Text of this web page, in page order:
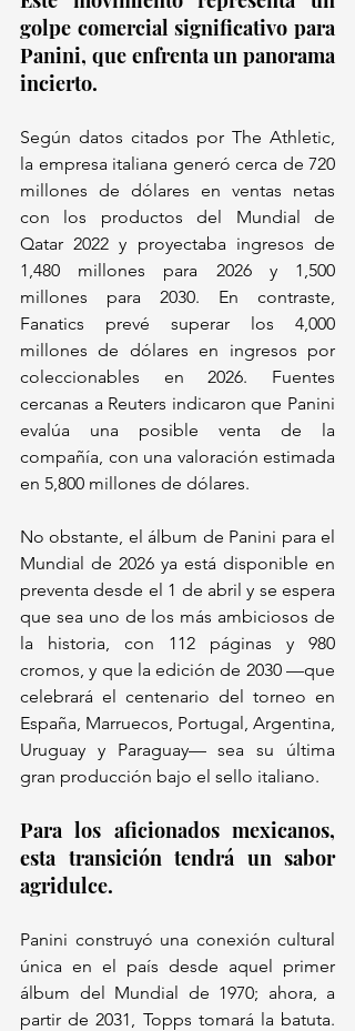
golpe comercial significativo para
Panini, que enfrenta un panorama
incierto.
Según datos citados por The Athletic,
la empresa italiana generó cerca de 720
millones de dólares en ventas netas
con los productos del Mundial de
Qatar 2022 y proyectaba ingresos de
1,480 millones para 2026 y 1,500
millones para 2030. En contraste,
Fanatics prevé superar los 4,000
millones de dólares en ingresos por
coleccionables en 2026. Fuentes
cercanas a Reuters indicaron que Panini
evalúa una posible venta de la
compañía, con una valoración estimada
en 5,800 millones de dólares.
No obstante, el álbum de Panini para el
Mundial de 2026 ya está disponible en
preventa desde el 1 de abril y se espera
que sea uno de los más ambiciosos de
la historia, con 112 páginas y 980
cromos, y que la edición de 2030 —que
celebrará el centenario del torneo en
España, Marruecos, Portugal, Argentina,
Uruguay y Paraguay— sea su última
gran producción bajo el sello italiano.
Para los aficionados mexicanos,
esta transición tendrá un sabor
agridulce.
Panini construyó una conexión cultural
única en el país desde aquel primer
álbum del Mundial de 1970; ahora, a
partir de 2031, Topps tomará la batuta.